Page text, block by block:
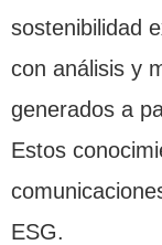
sostenibilidad
con análisis y
generados a
Estos
ESG.